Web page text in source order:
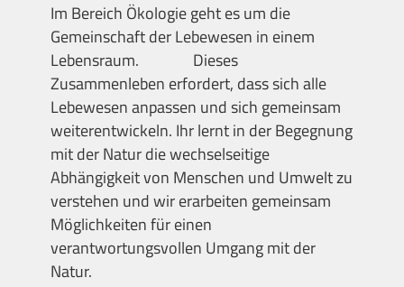
Im Bereich Ökologie geht es um die
Gemeinschaft der Lebewesen in einem
Lebensraum. Dieses
Zusammenleben erfordert, dass sich alle
Lebewesen anpassen und sich gemeinsam
weiterentwickeln. Ihr lernt in der Begegnung
mit der Natur die wechselseitige
Abhängigkeit von Menschen und Umwelt zu
verstehen und wir erarbeiten gemeinsam
Möglichkeiten für einen
verantwortungsvollen Umgang mit der
Natur.